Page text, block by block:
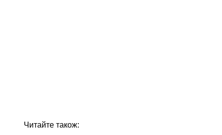
Читайте також: